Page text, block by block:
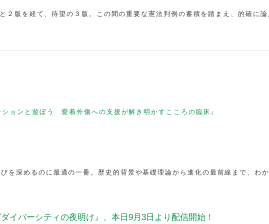
２版を経て、待望の３版。この間の重要な憲法判例の蓄積を踏まえ、的確に論
ションと遊ぼう 愛着外傷への支援が解き明かすこころの臨床』
を深めるのに最適の一冊。歴史的背景や基礎理論から進化の最前線まで、わ
イバーシティの夜明け』、本日9月3日より配信開始！